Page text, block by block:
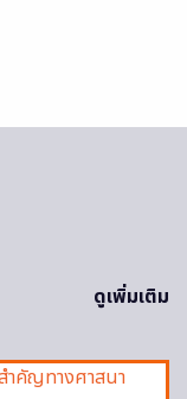
ดูเพิ่มเติม